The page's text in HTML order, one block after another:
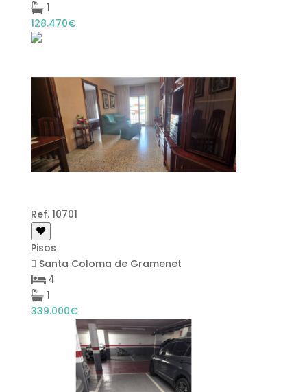
1
128.470€
Ref. 10701
Pisos
Santa Coloma de Gramenet
4
1
339.000€